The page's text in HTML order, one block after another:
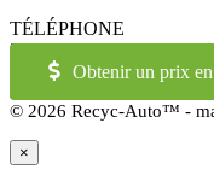
TÉLÉPHONE
514-973-2886OU1-855-
Obtenir un prix
© 2026 Recyc-Auto™ -
×